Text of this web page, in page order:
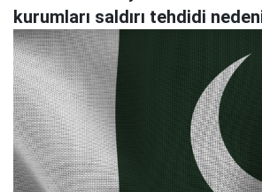
kurumları saldırı tehdidi